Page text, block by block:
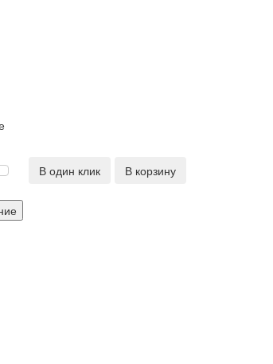
В один клик
В корзину